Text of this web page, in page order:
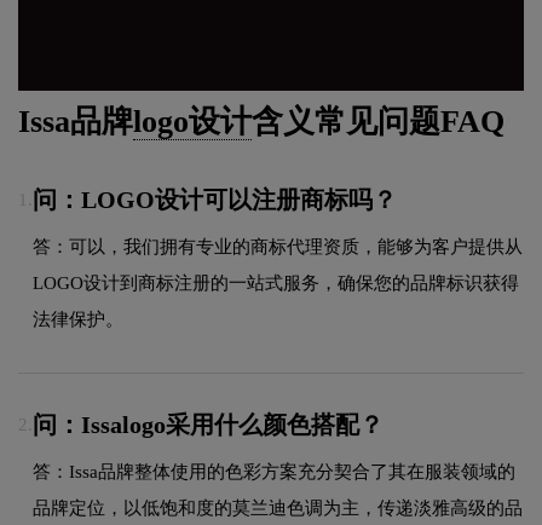
Issa品牌logo设计含义常见问题FAQ
问：LOGO设计可以注册商标吗？
答：可以，我们拥有专业的商标代理资质，能够为客户提供从
LOGO设计到商标注册的一站式服务，确保您的品牌标识获得
法律保护。
2. 问：Issalogo采用什么颜色搭配？
答：Issa品牌整体使用的色彩方案充分契合了其在服装领域的
品牌定位，以低饱和度的莫兰迪色调为主，传递淡雅高级的品